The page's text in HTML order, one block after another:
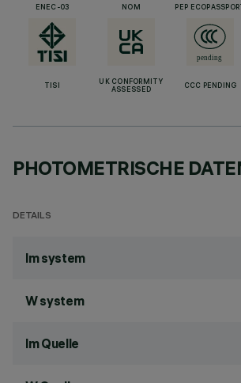
ENEC-03 NOM PEP
TISI
UK CONFORMITY
ASSESSED
CCC PENDING
PHOTOMETRISCHE
DETAILS
lm system
W system
lm Quelle